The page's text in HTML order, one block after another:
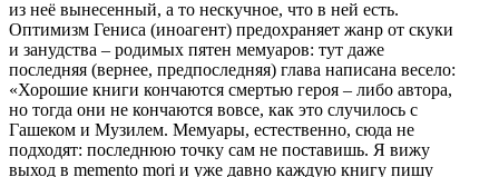
из неё вынесенный, а то нескучное, что в ней есть.
Оптимизм Гениса (иноагент) предохраняет жанр от скуки
и занудства – родимых пятен мемуаров: тут даже
последняя (вернее, предпоследняя) глава написана весело:
«Хорошие книги кончаются смертью героя – либо автора,
но тогда они не кончаются вовсе, как это случилось с
Гашеком и Музилем. Мемуары, естественно, сюда не
подходят: последнюю точку сам не поставишь. Я вижу
выход в memento mori и уже давно каждую книгу пишу